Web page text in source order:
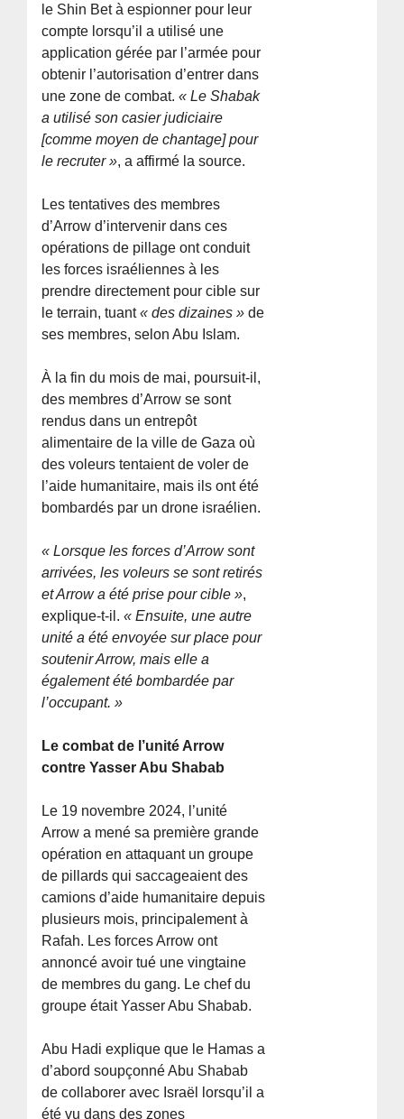
le Shin Bet à espionner pour leur
compte lorsqu’il a utilisé une
application gérée par l’armée pour
obtenir l’autorisation d’entrer dans
une zone de combat.« Le Shabak
a utilisé son casier judiciaire
[comme moyen de chantage] pour
le recruter », a affirmé la source.
Les tentatives des membres
d’Arrow d’intervenir dans ces
opérations de pillage ont conduit
les forces israéliennes à les
prendre directement pour cible sur
le terrain, tuant« des dizaines » de
ses membres, selon Abu Islam.
À la fin du mois de mai, poursuit-il,
des membres d’Arrow se sont
rendus dans un entrepôt
alimentaire de la ville de Gaza où
des voleurs tentaient de voler de
l’aide humanitaire, mais ils ont été
bombardés par un drone israélien.
« Lorsque les forces d’Arrow sont
arrivées, les voleurs se sont retirés
et Arrow a été prise pour cible »,
explique-t-il.« Ensuite, une autre
unité a été envoyée sur place pour
soutenir Arrow, mais elle a
également été bombardée par
l’occupant. »
Le combat de l’unité Arrow
contre Yasser Abu Shabab
Le 19 novembre 2024, l’unité
Arrow a mené sa première grande
opération en attaquant un groupe
de pillards qui saccageaient des
camions d’aide humanitaire depuis
plusieurs mois, principalement à
Rafah. Les forces Arrow ont
annoncé avoir tué une vingtaine
de membres du gang. Le chef du
groupe était Yasser Abu Shabab.
Abu Hadi explique que le Hamas a
d’abord soupçonné Abu Shabab
de collaborer avec Israël lorsqu’il a
été vu dans des zones